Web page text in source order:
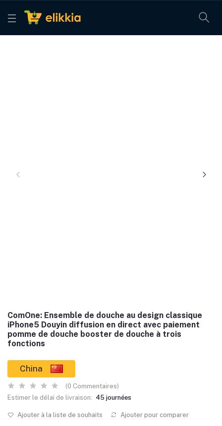
ComOne: Ensemble de douche au design classique
iPhone5 Douyin diffusion en direct avec paiement
pomme de douche booster de douche à trois
fonctions
China
(0 Commentaires)
Estimer le délai de livraison: 45 journées
Ajouter à la liste de souhaits Ajouter pour comparer